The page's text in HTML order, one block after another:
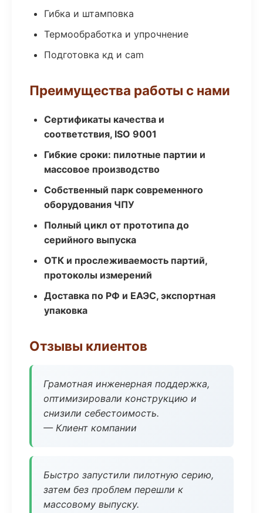
Гибка и штамповка
Термообработка и упрочнение
Подготовка кд и cam
Преимущества работы с нами
Сертификаты качества и
соответствия, ISO 9001
Гибкие сроки: пилотные партии и
массовое производство
Собственный парк современного
оборудования ЧПУ
Полный цикл от прототипа до
серийного выпуска
ОТК и прослеживаемость партий,
протоколы измерений
Доставка по РФ и ЕАЭС, экспортная
упаковка
Отзывы клиентов
Грамотная инженерная поддержка,
оптимизировали конструкцию и
снизили себестоимость.
— Клиент компании
Быстро запустили пилотную серию,
затем без проблем перешли к
массовому выпуску.